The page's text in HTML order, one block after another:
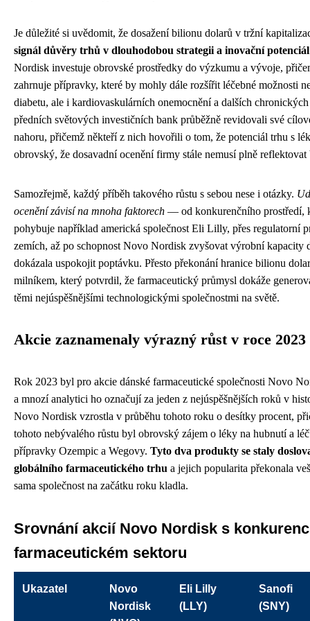
Je důležité si uvědomit, že dosažení bilionu dolarů v tržní
signál důvěry trhů v dlouhodobou strategii a inovační potenciál
Nordisk investuje obrovské prostředky do výzkumu a vývoje,
zahrnuje přípravky, které by mohly dále rozšířit léčebné možnosti
diabetu, ale i kardiovaskulárních onemocnění a dalších
předních světových investičních bank průběžně revidovali své
nahoru, přičemž někteří z nich hovořili o tom, že potenciál trhu s
obrovský, že dosavadní ocenění firmy stále nemusí plně
Samozřejmě, každý příběh takového růstu s sebou nese i otázky.
ocenění závisí na mnoha faktorech — od konkurenčního prostředí,
pohybuje například americká společnost Eli Lilly, přes regulatorní
zemích, až po schopnost Novo Nordisk zvyšovat výrobní kapacity
dokázala uspokojit poptávku. Přesto překonání hranice bilionu
milníkem, který potvrdil, že farmaceutický průmysl dokáže
těmi nejúspěšnějšími technologickými společnostmi na světě.
Akcie zaznamenaly výrazný růst v roce 2023
Rok 2023 byl pro akcie dánské farmaceutické společnosti Novo
a mnozí analytici ho označují za jeden z nejúspěšnějších roků v
Novo Nordisk vzrostla v průběhu tohoto roku o desítky procent,
tohoto nebývalého růstu byl obrovský zájem o léky na hubnutí a
přípravky Ozempic a Wegovy. Tyto dva produkty se staly
globálního farmaceutického trhu a jejich popularita překonala
sama společnost na začátku roku kladla.
Srovnání akcií Novo Nordisk s
farmaceutickém sektoru
Ukazatel
Novo
Nordisk
Eli Lilly
(LLY)
Sanofi
(SNY)